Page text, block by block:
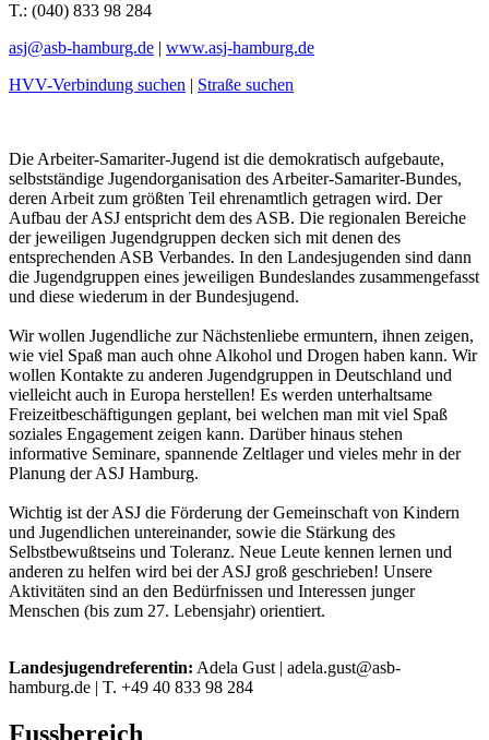
T.: (040) 833 98 284
asj@asb-hamburg.de | www.asj-hamburg.de
HVV-Verbindung suchen | Straße suchen
Die Arbeiter-Samariter-Jugend ist die demokratisch aufgebaute,
selbstständige Jugendorganisation des Arbeiter-Samariter-Bundes,
deren Arbeit zum größten Teil ehrenamtlich getragen wird. Der
Aufbau der ASJ entspricht dem des ASB. Die regionalen Bereiche
der jeweiligen Jugendgruppen decken sich mit denen des
entsprechenden ASB Verbandes. In den Landesjugenden sind dann
die Jugendgruppen eines jeweiligen Bundeslandes zusammengefasst
und diese wiederum in der Bundesjugend.
Wir wollen Jugendliche zur Nächstenliebe ermuntern, ihnen zeigen,
wie viel Spaß man auch ohne Alkohol und Drogen haben kann. Wir
wollen Kontakte zu anderen Jugendgruppen in Deutschland und
vielleicht auch in Europa herstellen! Es werden unterhaltsame
Freizeitbeschäftigungen geplant, bei welchen man mit viel Spaß
soziales Engagement zeigen kann. Darüber hinaus stehen
informative Seminare, spannende Zeltlager und vieles mehr in der
Planung der ASJ Hamburg.
Wichtig ist der ASJ die Förderung der Gemeinschaft von Kindern
und Jugendlichen untereinander, sowie die Stärkung des
Selbstbewußtseins und Toleranz. Neue Leute kennen lernen und
anderen zu helfen wird bei der ASJ groß geschrieben! Unsere
Aktivitäten sind an den Bedürfnissen und Interessen junger
Menschen (bis zum 27. Lebensjahr) orientiert.
Landesjugendreferentin: Adela Gust | adela.gust@asb-
hamburg.de | T. +49 40 833 98 284
Fussbereich